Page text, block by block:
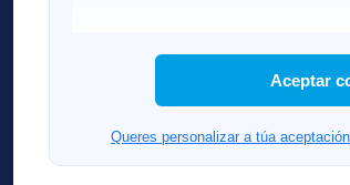
Aceptar
Queres personalizar a túa